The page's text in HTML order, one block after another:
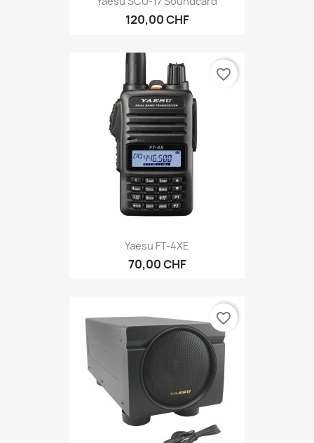
120,00 CHF
Yaesu FT-4XE
70,00 CHF
favorite_border
favorite_border